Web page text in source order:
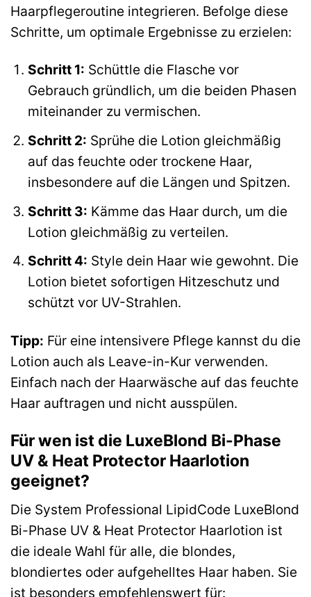
Haarpflegeroutine integrieren. Befolge diese
Schritte, um optimale Ergebnisse zu erzielen:
Schritt 1: Schüttle die Flasche vor
Gebrauch gründlich, um die beiden Phasen
miteinander zu vermischen.
Schritt 2: Sprühe die Lotion gleichmäßig
auf das feuchte oder trockene Haar,
insbesondere auf die Längen und Spitzen.
Schritt 3: Kämme das Haar durch, um die
Lotion gleichmäßig zu verteilen.
Schritt 4: Style dein Haar wie gewohnt. Die
Lotion bietet sofortigen Hitzeschutz und
schützt vor UV-Strahlen.
Tipp: Für eine intensivere Pflege kannst du die
Lotion auch als Leave-in-Kur verwenden.
Einfach nach der Haarwäsche auf das feuchte
Haar auftragen und nicht ausspülen.
Für wen ist die LuxeBlond Bi-Phase
UV & Heat Protector Haarlotion
geeignet?
Die System Professional LipidCode LuxeBlond
Bi-Phase UV & Heat Protector Haarlotion ist
die ideale Wahl für alle, die blondes,
blondiertes oder aufgehelltes Haar haben. Sie
ist besonders empfehlenswert für: